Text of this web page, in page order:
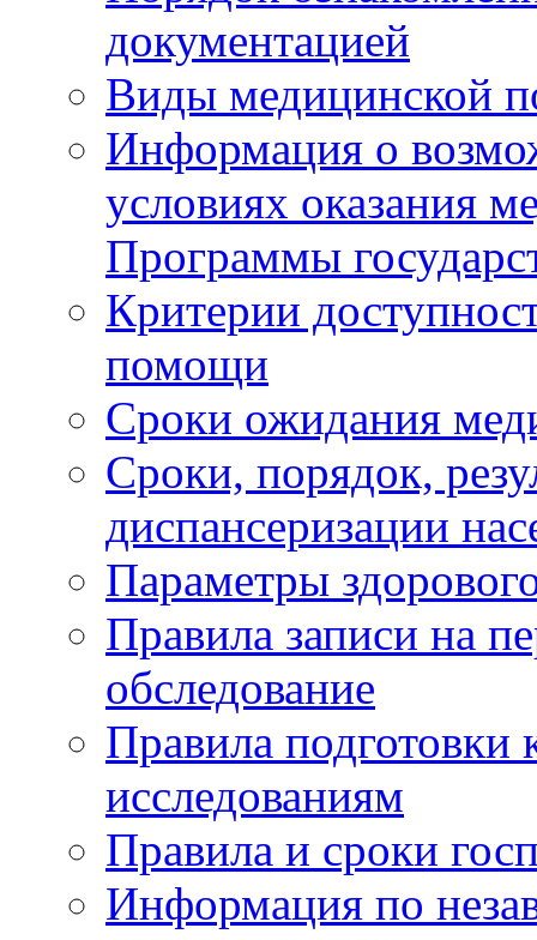
документацией
Виды медицинской
Информация о
условиях оказания
Программы
Критерии
помощи
Сроки ожидания
Сроки, порядок,
диспансеризации
Параметры
Правила записи на
обследование
Правила подготовки
исследованиям
Правила и сроки
Информация по